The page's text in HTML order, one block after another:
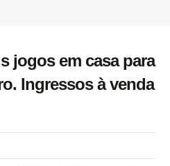
jogos em casa para
Ingressos à venda